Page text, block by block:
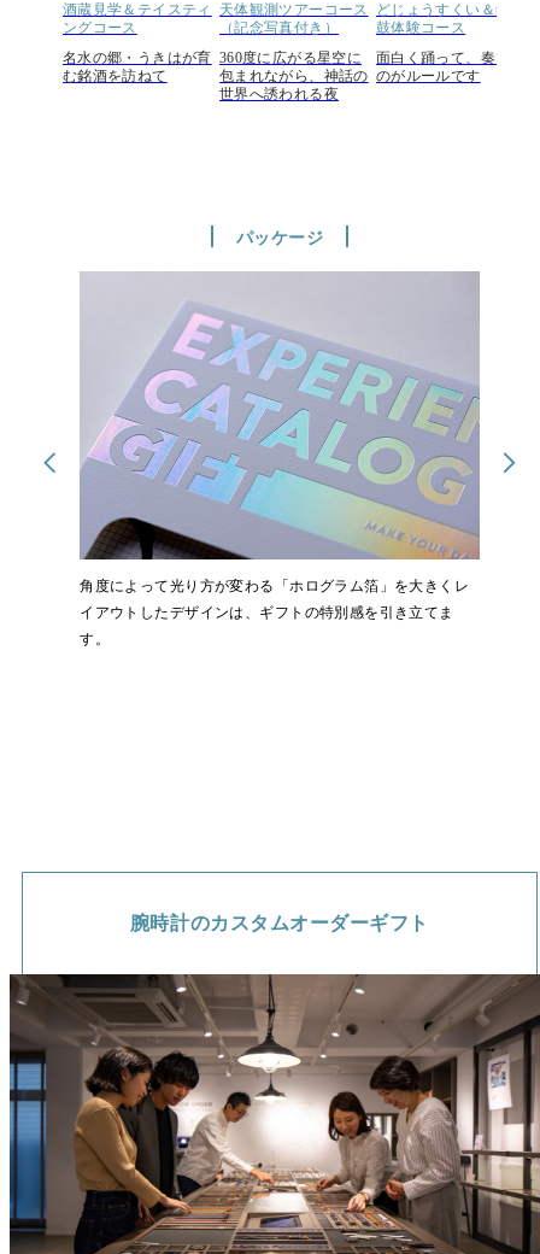
酒蔵見学＆テイスティ
ングコース
名水の郷・うきはが育
む銘酒を訪ねて
天体観測ツアーコース
（記念写真付き）
360度に広がる星空に
包まれながら、神話の
世界へ誘われる夜
どじょうすくい＆銭太
鼓体験コース
面白く踊って、奏でる
のがルールです
パッケージ
角度によって光り方が変わる「ホログラム箔」を大きくレ
イアウトしたデザインは、ギフトの特別感を引き立てま
す。
腕時計のカスタムオーダーギフト